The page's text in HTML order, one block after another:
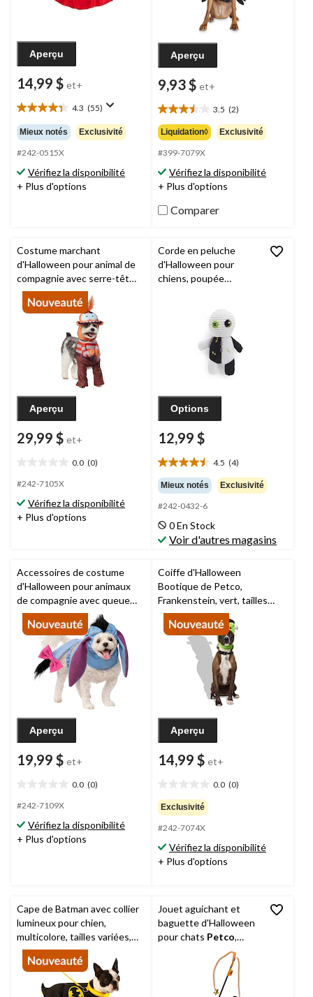
Aperçu
14,99 $ et+
4.3 (55)
4.3
étoile(s)
sur
5.
55
évaluations
Mieux notés Exclusivité
#242-0515X
Vérifiez la disponibilité
+ Plus d'options
Aperçu
9,93 $ et+
3.5 (2)
3.5
étoile(s)
sur
5.
2
évaluations
Liquidation◊ Exclusivité
#399-7079X
Vérifiez la disponibilité
+ Plus d'options
Comparer
Costume marchant
d'Halloween pour animal de
compagnie avec serre-tête,
Anxiété de Sens dessus
dessous 2, multicolore,
Aperçu
29,99 $ et+
0.0 (0)
étoile(s)
5.
#242-7105X
Vérifiez la disponibilité
+ Plus d'options
Corde en peluche
d'Halloween pour
chiens, poupée
Options
12,99 $
4.5 (4)
4.5
étoile(s)
sur
5.
4
évaluations
Mieux notés Exclusivité
#242-0432-6
0 En Stock
Voir d'autres magasins
Accessoires de costume
d'Halloween pour animaux
de compagnie avec queue
et chapeau, Bourriquet,
multicolore, tailles variées
Aperçu
19,99 $ et+
0.0 (0)
étoile(s)
5.
#242-7109X
Vérifiez la disponibilité
+ Plus d'options
Coiffe d'Halloween
Bootique de Petco,
Frankenstein, vert, tailles
variées
Aperçu
14,99 $ et+
0.0 (0)
étoile(s)
sur
5.
Exclusivité
#242-7074X
Vérifiez la disponibilité
+ Plus d'options
Cape de Batman avec collier
lumineux pour chien,
multicolore, tailles variées,
accessoire de costume à
porter pour Halloween
Jouet aguichant et
baguette d'Halloween
pour chats Petco,